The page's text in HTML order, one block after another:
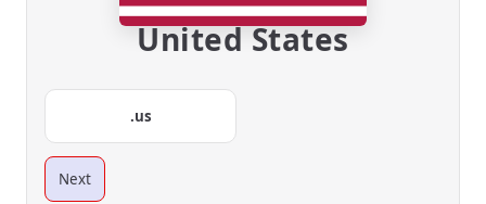
United States
.us
Next